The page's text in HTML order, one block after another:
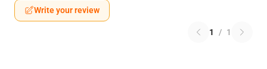
Write your review
1 / 1